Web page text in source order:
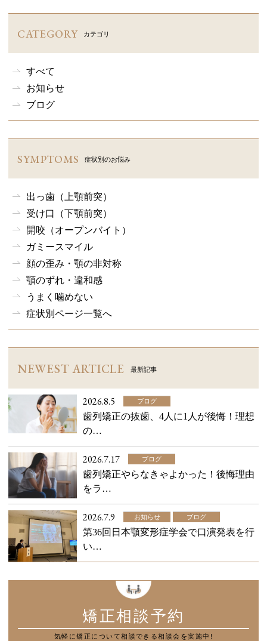
CATEGORY カテゴリ
すべて
お知らせ
ブログ
SYMPTOMS 症状別のお悩み
出っ歯（上顎前突）
受け口（下顎前突）
開咬（オープンバイト）
ガミースマイル
顔の歪み・顎の非対称
顎のずれ・違和感
うまく噛めない
症状別ページ一覧へ
NEWEST ARTICLE 最新記事
2026.8.5 ブログ
歯列矯正の抜歯、4人に1人が後悔！理想
の…
2026.7.17 ブログ
歯列矯正やらなきゃよかった！後悔理由
をラ…
2026.7.9 お知らせ ブログ
第36回日本顎変形症学会で口演発表を行
い…
矯正相談予約
気軽に矯正について相談できる相談会を実施中!